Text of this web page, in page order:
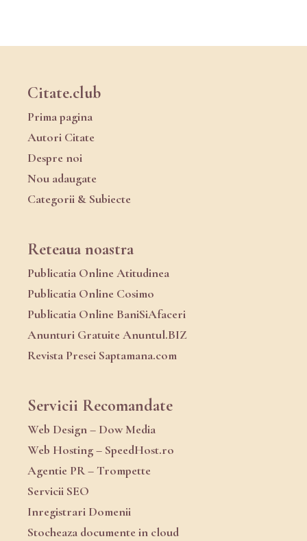
Citate.club
Prima pagina
Autori Citate
Despre noi
Nou adaugate
Categorii & Subiecte
Reteaua noastra
Publicatia Online Atitudinea
Publicatia Online Cosimo
Publicatia Online BaniSiAfaceri
Anunturi Gratuite Anuntul.BIZ
Revista Presei Saptamana.com
Servicii Recomandate
Web Design – Dow Media
Web Hosting – SpeedHost.ro
Agentie PR – Trompette
Servicii SEO
Inregistrari Domenii
Stocheaza documente in cloud